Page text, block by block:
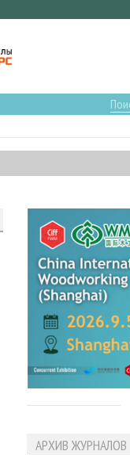
АРХИВ ЖУРНАЛОВ